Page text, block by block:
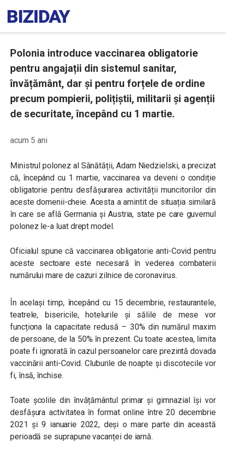
Polonia introduce vaccinarea obligatorie
pentru angajații din sistemul sanitar,
învățământ, dar și pentru forțele de ordine
precum pompierii, polițiștii, militarii și agenții
de securitate, începând cu 1 martie.
acum 5 ani
Ministrul polonez al Sănătății, Adam Niedzielski, a precizat
că, începând cu 1 martie, vaccinarea va deveni o condiție
obligatorie pentru desfășurarea activității muncitorilor din
aceste domenii-cheie. Acesta a amintit de situația similară
în care se află Germania și Austria, state pe care guvernul
polonez le-a luat drept model.
Oficialul spune că vaccinarea obligatorie anti-Covid pentru
aceste sectoare este necesară în vederea combaterii
numărului mare de cazuri zilnice de coronavirus.
În același timp, începând cu 15 decembrie, restaurantele,
teatrele, bisericile, hotelurile și sălile de mese vor
funcționa la capacitate redusă – 30% din numărul maxim
de persoane, de la 50% în prezent. Cu toate acestea, limita
poate fi ignorată în cazul persoanelor care prezintă dovada
vaccinării anti-Covid. Cluburile de noapte și discotecile vor
fi, însă, închise.
Toate școlile din învățământul primar și gimnazial își vor
desfășura activitatea în format online între 20 decembrie
2021 și 9 ianuarie 2022, deși o mare parte din această
perioadă se suprapune vacanței de iarnă.